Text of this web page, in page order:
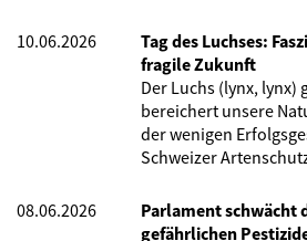
10.06.2026
Tag des Luchses:
fragile Zukunft
Der Luchs (lynx, lynx)
bereichert unsere
der wenigen
Schweizer
08.06.2026
Parlament schwächt
gefährlichen